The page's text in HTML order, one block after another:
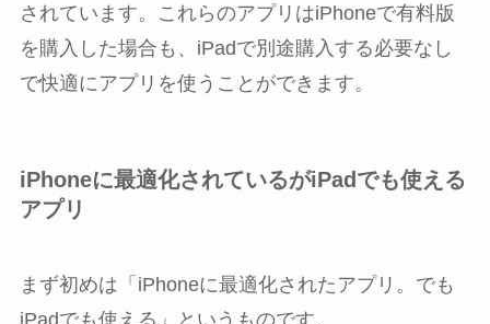
されています。これらのアプリはiPhoneで有料版
を購入した場合も、iPadで別途購入する必要なし
で快適にアプリを使うことができます。
iPhoneに最適化されているがiPadでも使える
アプリ
まず初めは「iPhoneに最適化されたアプリ。でも